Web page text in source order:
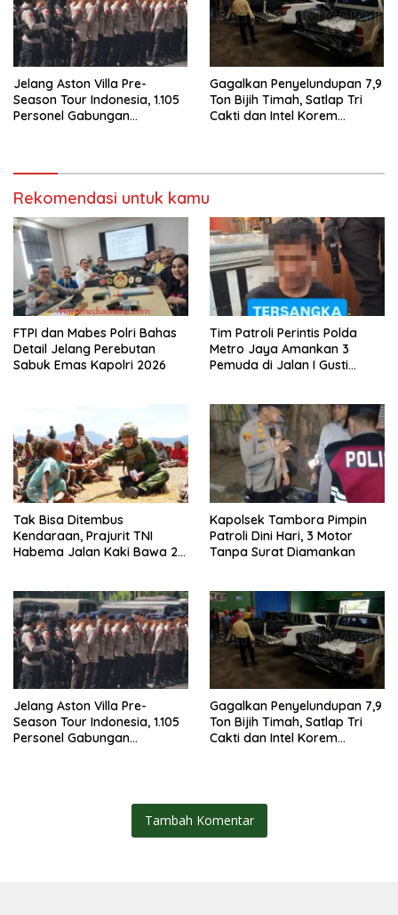
Jelang Aston Villa Pre-
Season Tour Indonesia, 1.105
Personel Gabungan
Gagalkan Penyelundupan 7,9
Ton Bijih Timah, Satlap Tri
Cakti dan Intel Korem
Rekomendasi untuk kamu
FTPI dan Mabes Polri Bahas
Detail Jelang Perebutan
Sabuk Emas Kapolri 2026
Tim Patroli Perintis Polda
Metro Jaya Amankan 3
Pemuda di Jalan I Gusti
Tak Bisa Ditembus
Kendaraan, Prajurit TNI
Habema Jalan Kaki Bawa 2
Kapolsek Tambora Pimpin
Patroli Dini Hari, 3 Motor
Tanpa Surat Diamankan
Jelang Aston Villa Pre-
Season Tour Indonesia, 1.105
Personel Gabungan
Gagalkan Penyelundupan 7,9
Ton Bijih Timah, Satlap Tri
Cakti dan Intel Korem
Tambah Komentar